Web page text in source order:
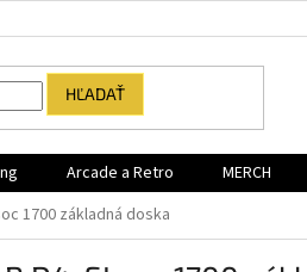
HĽADAŤ
Arcade a Retro MERCH
1700 základná doska